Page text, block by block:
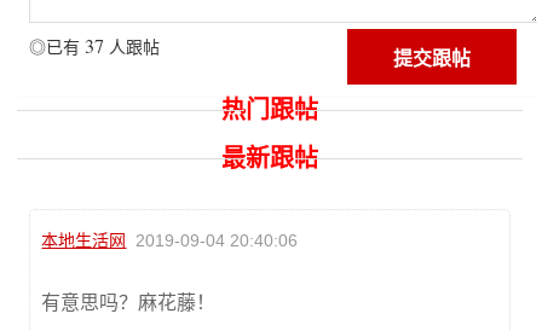
◎已有 37 人跟帖
热门跟帖
最新跟帖
本地生活网 2019-09-04 20:40:06
有意思吗？麻花藤！